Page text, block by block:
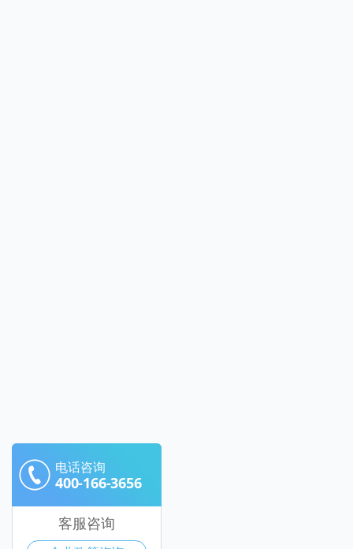
电话咨询
400-166-3656
客服咨询